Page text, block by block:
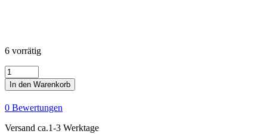
6 vorrätig
KONA
Cotton
Solids
-
Azalea
Menge
In den Warenkorb
0 Bewertungen
Versand ca.1-3 Werktage